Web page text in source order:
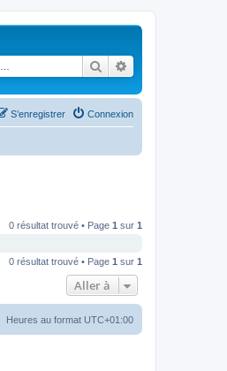
Rechercher
Connexion
S’enregistrer
0 résultat trouvé • Page 1 sur 1
0 résultat trouvé • Page 1 sur 1
Aller à
Heures au format UTC+01:00